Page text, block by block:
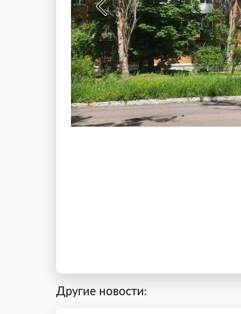
Другие новости: